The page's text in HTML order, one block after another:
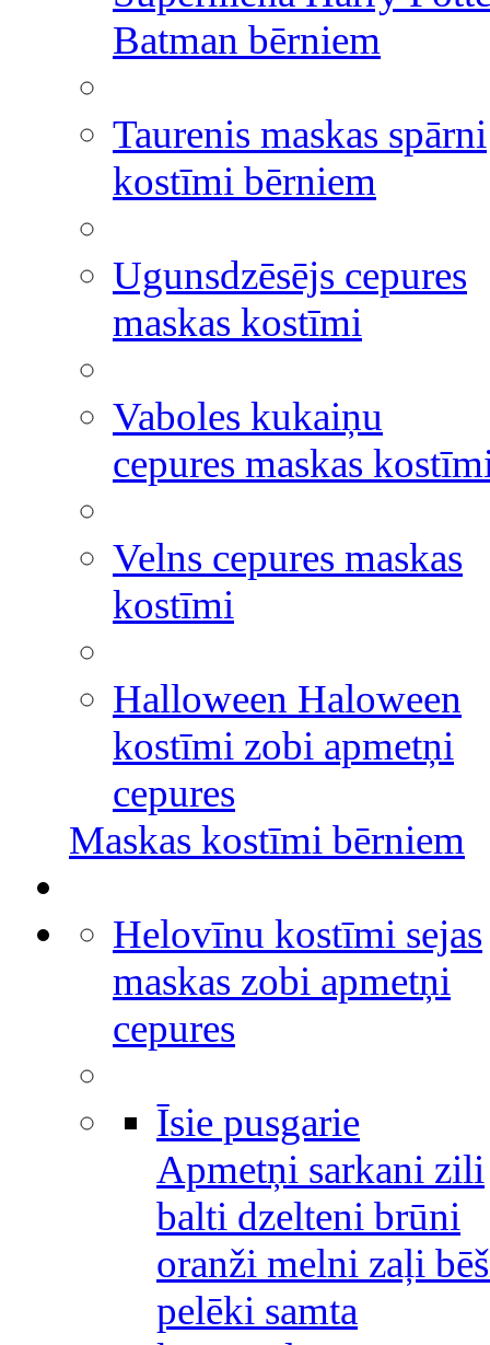
Batman bērniem
Taurenis maskas spārni
kostīmi bērniem
Ugunsdzēsējs cepures
maskas kostīmi
Vaboles kukaiņu
cepures maskas
Velns cepures maskas
kostīmi
Halloween Haloween
kostīmi zobi apmetņi
cepures
Maskas kostīmi bērniem
Helovīnu kostīmi sejas
maskas zobi apmetņi
cepures
Īsie pusgarie
Apmetņi sarkani zili
balti dzelteni brūni
oranži melni zaļi
pelēki samta